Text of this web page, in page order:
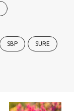
SBP SURE